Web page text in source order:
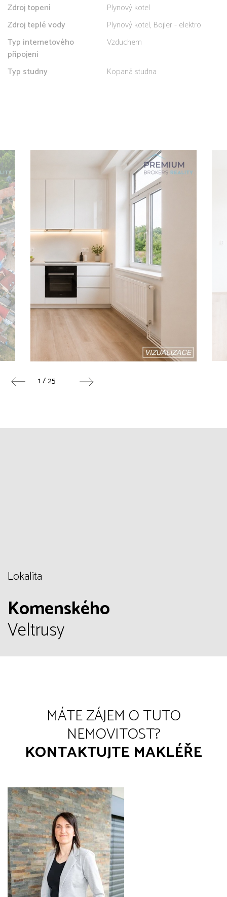
Zdroj topení
Plynový kotel
Zdroj teplé vody
Plynový kotel, Bojler - elektro
Typ internetového
připojení
Vzduchem
Typ studny Kopaná studna
1 / 25
Lokalita
Komenského
Veltrusy
MÁTE ZÁJEM O TUTO
NEMOVITOST?
KONTAKTUJTE MAKLÉŘE